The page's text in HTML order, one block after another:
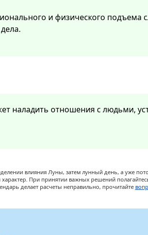
и физического подъема
наладить отношения с людьми,
влияния Луны, затем лунный день, а уже
При принятии важных решений
делает расчеты неправильно, прочитайте